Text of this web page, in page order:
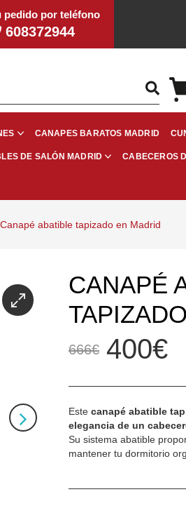
pedido por teléfono
608372944
CANAPES BARATOS MADRID
DE SALÓN MADRID CABECEROS
Canapé abatible tapizado en Madrid
CANAPÉ
666€ 400€
Este canapé abatible
elegancia de un
Su sistema abatible
mantener tu dormitorio